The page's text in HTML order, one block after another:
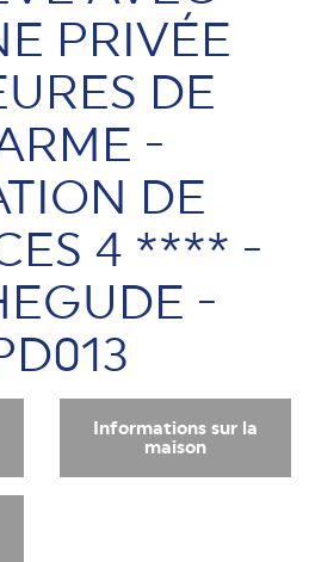
PRIVÉE
DE
-
DE
4 **** -
-
Informations sur la
maison